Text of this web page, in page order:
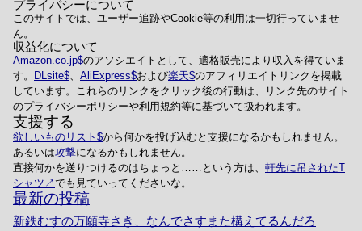
プライバシーについて
このサイトでは、ユーザー追跡やCookie等の利用は一切行っていませ
ん。
収益化について
Amazon.co.jp のアソシエイトとして、適格販売により収入を得ていま
す。
DLsite 、 AliExpress および楽天 のアフィリエイトリンクを掲載
しています。これらのリンクをクリック後の行動は、リンク先のサイト
のプライバシーポリシーや利用規約等に基づいて扱われます。
支援する
欲しいものリスト
から何かを投げ込むと支援になるかもしれません。
あるいは攻撃になるかもしれません。
直接何かを送りつけるのはちょっと……という方は、 軒先に吊されたT
シャツ
でも見ていってくださいな。
最新の投稿
新鉄むすの万願寺さき、なんでさすまた構えてるんだろ